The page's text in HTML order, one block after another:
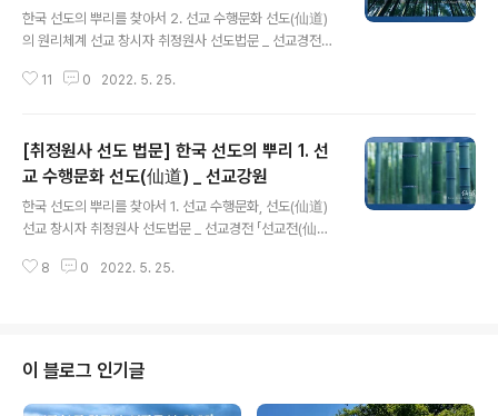
원
한국 선도의 뿌리를 찾아서 2. 선교 수행문화 선도(仙道)
의 원리체계 선교 창시자 취정원사 선도법문 _ 선교경전
(風流以是) 선가풍(仙家風). 동양의 유교 · 불교 · 도교를
家風)이다.”“『화랑세기(花郞世紀)』 하종(夏宗) 조(條)
에 ‘仙道本出于宇宙淸元之氣 선도(仙道)는 본래 우주
청원(宇宙淸元)의 기(氣)에서 나왔다’ 하였다. 한국 선도
의 뿌리는 하늘의 광명 환(桓) · 땅의 광명 단(檀) · 사람의
광명 선(仙)을 통괄하는 광명(光明), 하느님 환인(桓因上
帝)의 율려조화(律呂造化) 신성의 빛(神性光明)에 있음
11 0 2022. 5. 25.
[취정원사 선도 법문] 한국 선도의 뿌리 1. 선
교 수행문화 선도(仙道) _ 선교강원
한국 선도의 뿌리를 찾아서 1. 선교 수행문화, 선도(仙道)
선교 창시자 취정원사 선도법문 _ 선교경전 「선교전(仙敎
하늘의 교화에 따라 수행하는 것이 선도(仙道)이다. 교
선교 교조 취정원사님의 교유문과 선도법문을 선교수행대
중에 전합니다. 1. 개천(開天)과 선교(仙敎) & 선교수행문
화 선도(仙道) ※ 출처1. 선교경전 「선교전(仙敎典)」 선교
8 0 2022. 5. 25.
이 블로그 인기글